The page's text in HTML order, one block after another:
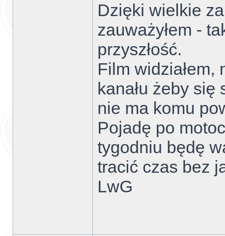
Dzięki wielkie
zauważyłem -
przyszłość.
Film widziałem,
kanału żeby
nie ma komu
Pojadę po
tygodniu będę
tracić czas bez
LwG